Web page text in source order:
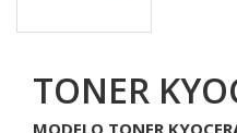
TONER